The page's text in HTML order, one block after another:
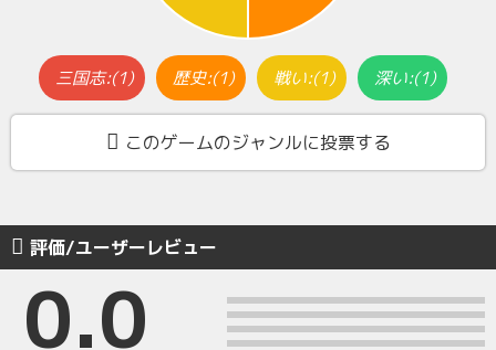
三国志:(1) 歴史:(1) 戦い:(1) 深い:(1)
このゲームのジャンルに投票する
評価/ユーザーレビュー
0.0